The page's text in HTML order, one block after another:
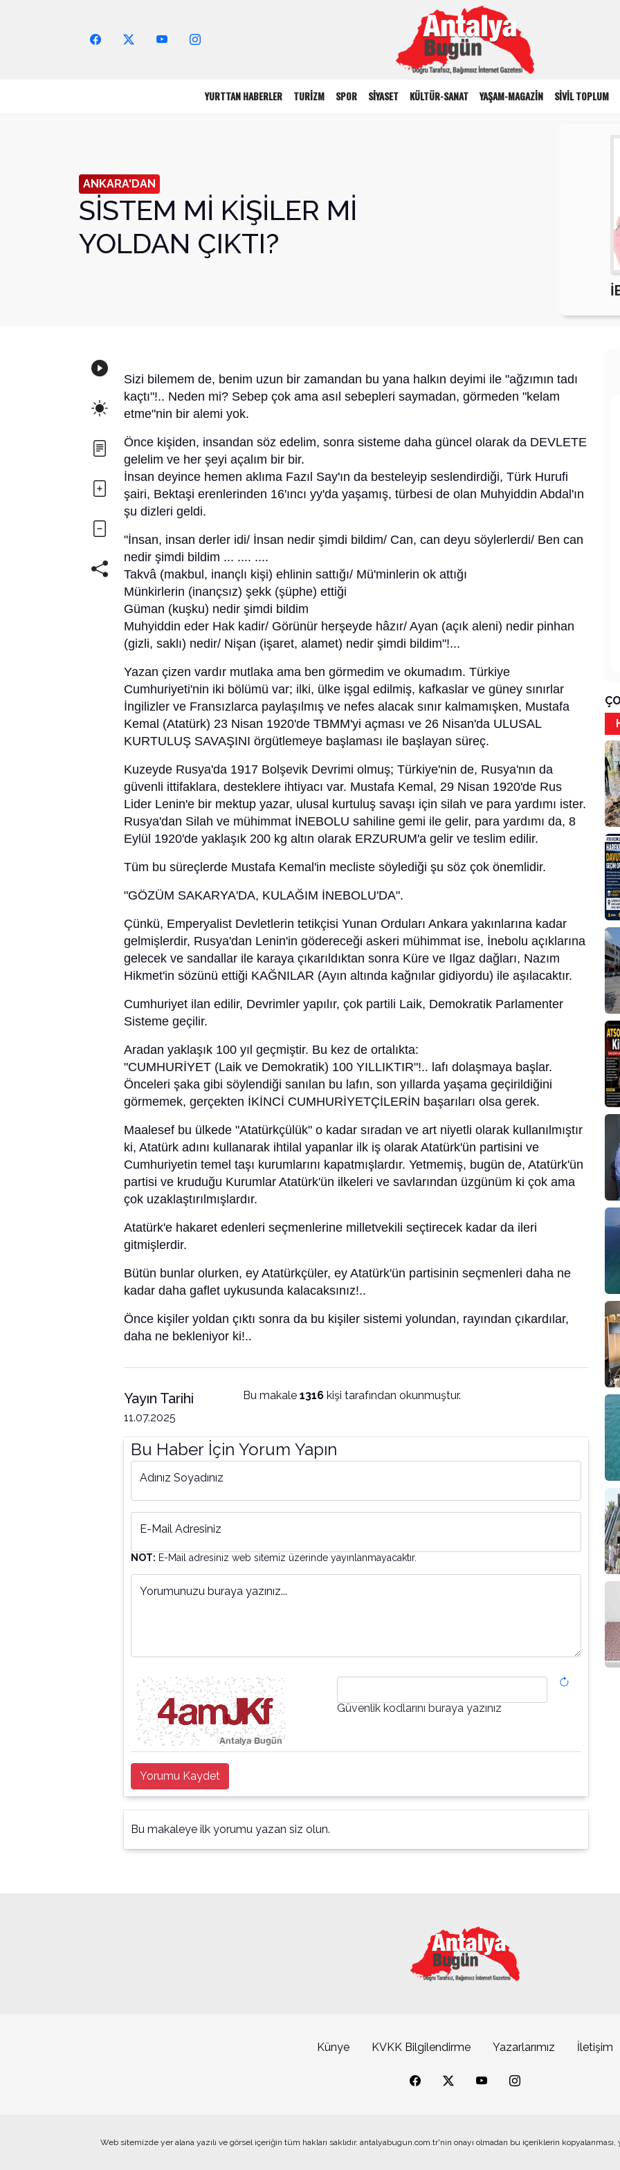
YURTTAN HABERLER TURİZM SPOR SİYASET KÜLTÜR-SANAT YAŞAM-MAGAZİN SİVİL TOPLUM
ANKARA'DAN
SİSTEM Mİ KİŞİLER Mİ
YOLDAN ÇIKTI?
Sizi bilemem de, benim uzun bir zamandan bu yana halkın deyimi ile "ağzımın tadı
kaçtı"!.. Neden mi? Sebep çok ama asıl sebepleri saymadan, görmeden "kelam
etme"nin bir alemi yok.
Önce kişiden, insandan söz edelim, sonra sisteme daha güncel olarak da DEVLETE
gelelim ve her şeyi açalım bir bir.
İnsan deyince hemen aklıma Fazıl Say'ın da besteleyip seslendirdiği, Türk Hurufi
şairi, Bektaşi erenlerinden 16'ıncı yy'da yaşamış, türbesi de olan Muhyiddin Abdal'ın
şu dizleri geldi.
"İnsan, insan derler idi/ İnsan nedir şimdi bildim/ Can, can deyu söylerlerdi/ Ben can
nedir şimdi bildim ... .... ....
Takvâ (makbul, inançlı kişi) ehlinin sattığı/ Mü'minlerin ok attığı
Münkirlerin (inançsız) şekk (şüphe) ettiği
Güman (kuşku) nedir şimdi bildim
Muhyiddin eder Hak kadir/ Görünür herşeyde hâzır/ Ayan (açık aleni) nedir pinhan
(gizli, saklı) nedir/ Nişan (işaret, alamet) nedir şimdi bildim"!...
Yazan çizen vardır mutlaka ama ben görmedim ve okumadım. Türkiye
Cumhuriyeti'nin iki bölümü var; ilki, ülke işgal edilmiş, kafkaslar ve güney sınırlar
İngilizler ve Fransızlarca paylaşılmış ve nefes alacak sınır kalmamışken, Mustafa
Kemal (Atatürk) 23 Nisan 1920'de TBMM'yi açması ve 26 Nisan'da ULUSAL
KURTULUŞ SAVAŞINI örgütlemeye başlaması ile başlayan süreç.
Kuzeyde Rusya'da 1917 Bolşevik Devrimi olmuş; Türkiye'nin de, Rusya'nın da
güvenli ittifaklara, desteklere ihtiyacı var. Mustafa Kemal, 29 Nisan 1920'de Rus
Lider Lenin'e bir mektup yazar, ulusal kurtuluş savaşı için silah ve para yardımı ister.
Rusya'dan Silah ve mühimmat İNEBOLU sahiline gemi ile gelir, para yardımı da, 8
Eylül 1920'de yaklaşık 200 kg altın olarak ERZURUM'a gelir ve teslim edilir.
Tüm bu süreçlerde Mustafa Kemal'in mecliste söylediği şu söz çok önemlidir.
"GÖZÜM SAKARYA'DA, KULAĞIM İNEBOLU'DA".
Çünkü, Emperyalist Devletlerin tetikçisi Yunan Orduları Ankara yakınlarına kadar
gelmişlerdir, Rusya'dan Lenin'in gödereceği askeri mühimmat ise, İnebolu açıklarına
gelecek ve sandallar ile karaya çıkarıldıktan sonra Küre ve Ilgaz dağları, Nazım
Hikmet'in sözünü ettiği KAĞNILAR (Ayın altında kağnılar gidiyordu) ile aşılacaktır.
Cumhuriyet ilan edilir, Devrimler yapılır, çok partili Laik, Demokratik Parlamenter
Sisteme geçilir.
Aradan yaklaşık 100 yıl geçmiştir. Bu kez de ortalıkta:
"CUMHURİYET (Laik ve Demokratik) 100 YILLIKTIR"!.. lafı dolaşmaya başlar.
Önceleri şaka gibi söylendiği sanılan bu lafın, son yıllarda yaşama geçirildiğini
görmemek, gerçekten İKİNCİ CUMHURİYETÇİLERİN başarıları olsa gerek.
Maalesef bu ülkede "Atatürkçülük" o kadar sıradan ve art niyetli olarak kullanılmıştır
ki, Atatürk adını kullanarak ihtilal yapanlar ilk iş olarak Atatürk'ün partisini ve
Cumhuriyetin temel taşı kurumlarını kapatmışlardır. Yetmemiş, bugün de, Atatürk'ün
partisi ve kruduğu Kurumlar Atatürk'ün ilkeleri ve savlarından üzgünüm ki çok ama
çok uzaklaştırılmışlardır.
Atatürk'e hakaret edenleri seçmenlerine milletvekili seçtirecek kadar da ileri
gitmişlerdir.
Bütün bunlar olurken, ey Atatürkçüler, ey Atatürk'ün partisinin seçmenleri daha ne
kadar daha gaflet uykusunda kalacaksınız!..
Önce kişiler yoldan çıktı sonra da bu kişiler sistemi yolundan, rayından çıkardılar,
daha ne bekleniyor ki!..
Yayın Tarihi
11.07.2025
Bu makale 1316kişi tarafından okunmuştur.
Bu Haber İçin Yorum Yapın
Adınız Soyadınız
E-Mail Adresiniz
NOT: E-Mail adresiniz web sitemiz üzerinde yayınlanmayacaktır.
Yorumunuzu buraya yazınız...
Güvenlik kodlarını buraya yazınız
Yorumu Kaydet
Bu makaleye ilk yorumu yazan siz olun.
Künye KVKK Bilgilendirme Yazarlarımız İletişim
Web sitemizde yer alana yazılı ve görsel içeriğin tüm hakları saklıdır. antalyabugun.com.tr'nin onayı olmadan bu içeriklerin kopyalanması,
Arama Yap!